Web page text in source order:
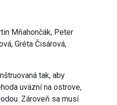
Mňahončák, Peter
Gréta Čisárová,
tak, aby
uväzní na ostrove,
Zároveň sa musí